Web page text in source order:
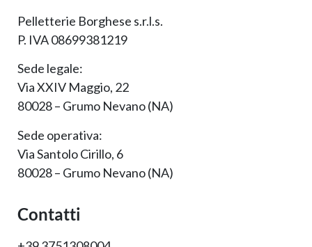
Pelletterie Borghese s.r.l.s.
P. IVA 08699381219
Sede legale:
Via XXIV Maggio, 22
80028 – Grumo Nevano (NA)
Sede operativa:
Via Santolo Cirillo, 6
80028 – Grumo Nevano (NA)
Contatti